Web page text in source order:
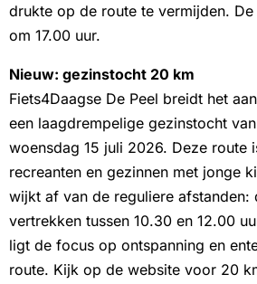
drukte op de route te vermijden.
om 17.00 uur.
Nieuw: gezinstocht 20 km
Fiets4Daagse De Peel breidt het
een laagdrempelige gezinstocht
woensdag 15 juli 2026. Deze route
recreanten en gezinnen met jonge
wijkt af van de reguliere afstanden:
vertrekken tussen 10.30 en 12.00
ligt de focus op ontspanning en
route. Kijk op de website voor 20